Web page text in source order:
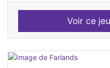
Voir ce